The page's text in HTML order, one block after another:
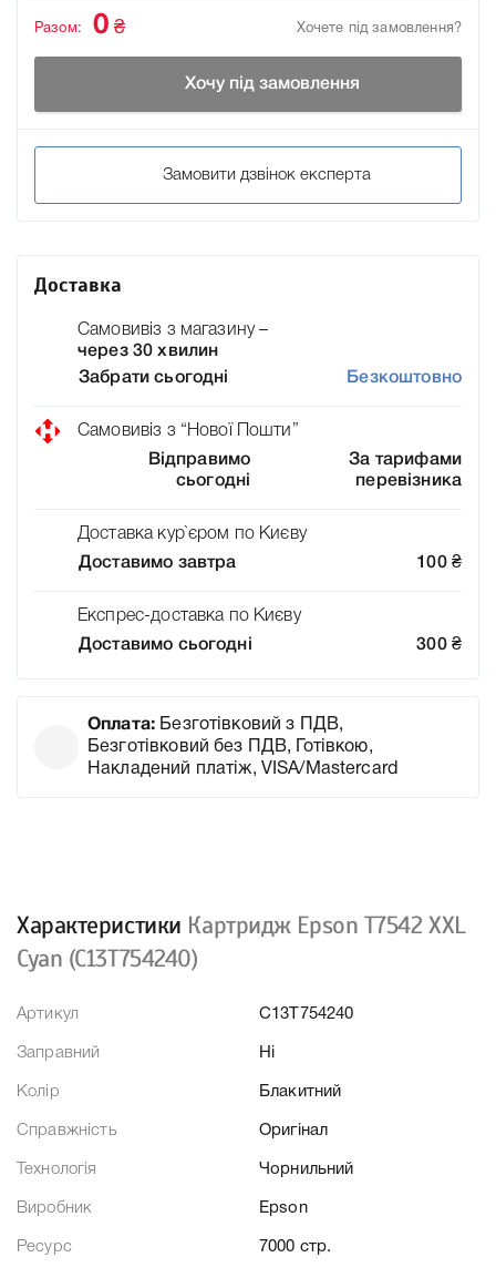
Хочете під замовлення?
Разом: 0 ₴
Хочу під замовлення
Замовити дзвінок експерта
Доставка
Самовивіз з магазину –
через 30 хвилин
Забрати сьогодні
Безкоштовно
Самовивіз з “Нової Пошти”
Відправимо
сьогодні
За тарифами
перевізника
Доставка кур`єром по Києву
Доставимо завтра
100 ₴
Експрес-доставка по Києву
Доставимо сьогодні
300 ₴
Оплата: Безготівковий з ПДВ,
Безготівковий без ПДВ, Готівкою,
Накладений платіж, VISA/Mastercard
Характеристики Картридж Epson T7542 XXL
Cyan (C13T754240)
Артикул C13T754240
Заправний Ні
Колір Блакитний
Справжність Оригінал
Технологія Чорнильний
Виробник Epson
Ресурс 7000 стр.